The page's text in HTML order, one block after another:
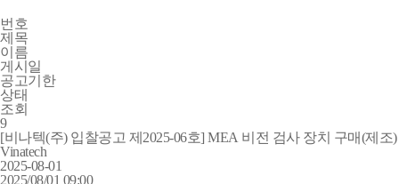
번호
제목
이름
게시일
공고기한
상태
조회
9
[비나텍(주) 입찰공고 제2025-06호] MEA 비전 검사 장치 구매(제조
Vinatech
2025-08-01
2025/08/01 09:00